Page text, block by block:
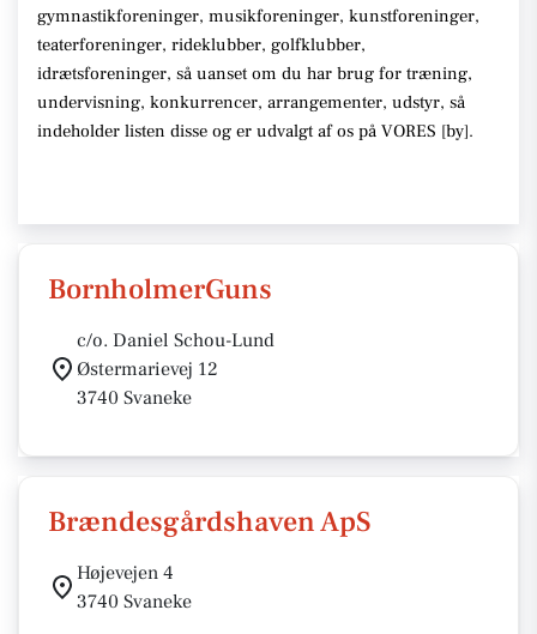
gymnastikforeninger, musikforeninger, kunstforeninger,
teaterforeninger, rideklubber, golfklubber,
idrætsforeninger, så uanset om du har brug for træning,
undervisning, konkurrencer, arrangementer, udstyr, så
indeholder listen disse og er udvalgt af os på VORES [by].
BornholmerGuns
c/o. Daniel Schou-Lund
Østermarievej 12
3740 Svaneke
Brændesgårdshaven ApS
Højevejen 4
3740 Svaneke